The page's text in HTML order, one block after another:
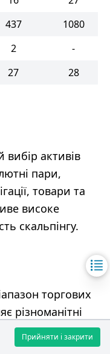
437
1080
2
-
27 28
активів
пари,
товари та
високе
скальпінгу.
торгових
різноманітні
Прийняти і закрити